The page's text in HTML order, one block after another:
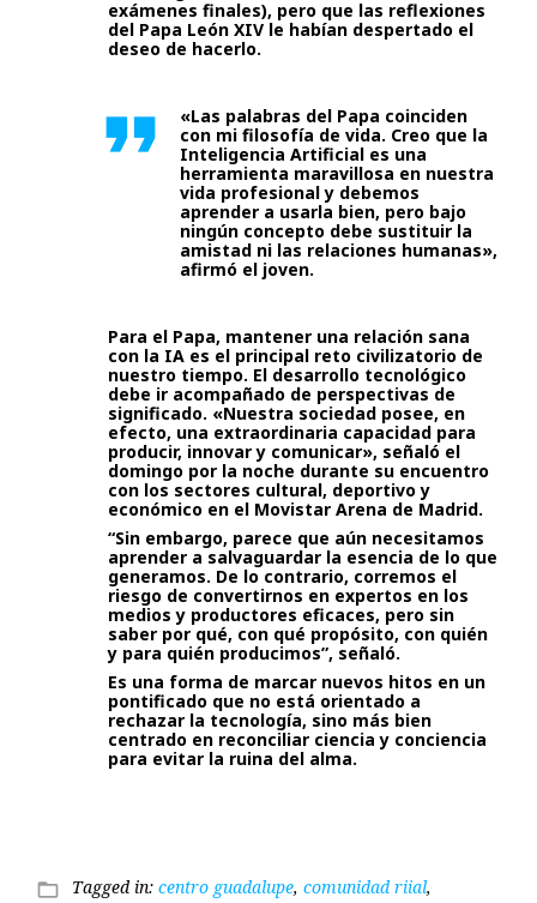
exámenes finales), pero que las reflexiones
del Papa León XIV le habían despertado el
deseo de hacerlo.
«Las palabras del Papa coinciden
con mi filosofía de vida. Creo que la
Inteligencia Artificial es una
herramienta maravillosa en nuestra
vida profesional y debemos
aprender a usarla bien, pero bajo
ningún concepto debe sustituir la
amistad ni las relaciones humanas»,
afirmó el joven.
Para el Papa, mantener una relación sana
con la IA es el principal reto civilizatorio de
nuestro tiempo. El desarrollo tecnológico
debe ir acompañado de perspectivas de
significado. «Nuestra sociedad posee, en
efecto, una extraordinaria capacidad para
producir, innovar y comunicar», señaló el
domingo por la noche durante su encuentro
con los sectores cultural, deportivo y
económico en el Movistar Arena de Madrid.
“Sin embargo, parece que aún necesitamos
aprender a salvaguardar la esencia de lo que
generamos. De lo contrario, corremos el
riesgo de convertirnos en expertos en los
medios y productores eficaces, pero sin
saber por qué, con qué propósito, con quién
y para quién producimos”, señaló.
Es una forma de marcar nuevos hitos en un
pontificado que no está orientado a
rechazar la tecnología, sino más bien
centrado en reconciliar ciencia y conciencia
para evitar la ruina del alma.
folder_open Tagged in: centro guadalupe, comunidad riial,